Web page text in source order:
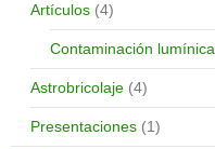
Artículos (4)
Contaminación lumínica
Astrobricolaje (4)
Presentaciones (1)